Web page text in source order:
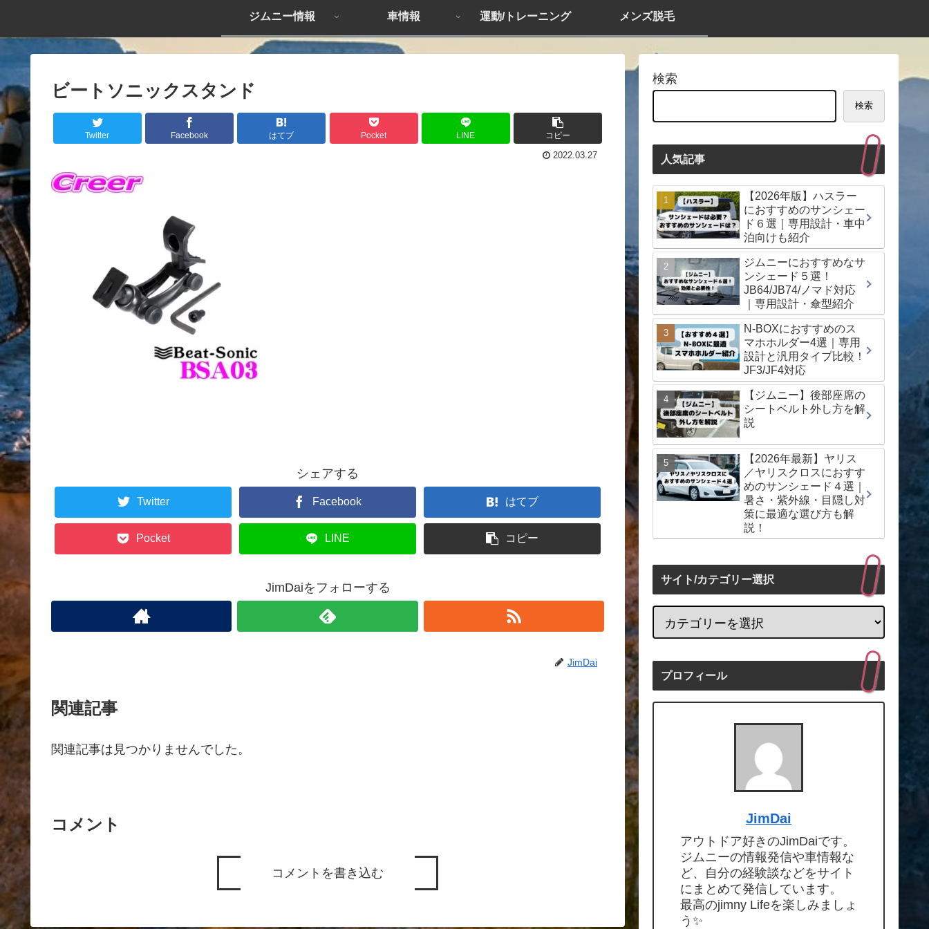
ジムニー情報 車情報 運動/トレーニング メンズ脱毛
ビートソニックスタンド
Twitter Facebook はてブ Pocket LINE コピー
2022.03.27
シェアする
Twitter Facebook はてブ
Pocket LINE コピー
JimDaiをフォローする
JimDai
関連記事
関連記事は見つかりませんでした。
コメント
コメントを書き込む
検索
検索
人気記事
【2026年版】ハスラー
におすすめのサンシェー
ド６選｜専用設計・車中
泊向けも紹介
ジムニーにおすすめなサ
ンシェード５選！
JB64/JB74/ノマド対応
｜専用設計・傘型紹介
N-BOXにおすすめのス
マホホルダー4選｜専用
設計と汎用タイプ比較！
JF3/JF4対応
【ジムニー】後部座席の
シートベルト外し方を解
説
【2026年最新】ヤリス
／ヤリスクロスにおすす
めのサンシェード４選｜
暑さ・紫外線・目隠し対
策に最適な選び方も解
説！
サイト/カテゴリー選択
プロフィール
JimDai
アウトドア好きのJimDaiです。
ジムニーの情報発信や車情報な
ど、自分の経験談などをサイト
にまとめて発信しています。
最高のjimny Lifeを楽しみましょ
う✨